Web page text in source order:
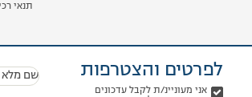
תנאי
לפרטים והצטרפות
אני מעוניינ/ת לקבל עדכונים
שם מלא